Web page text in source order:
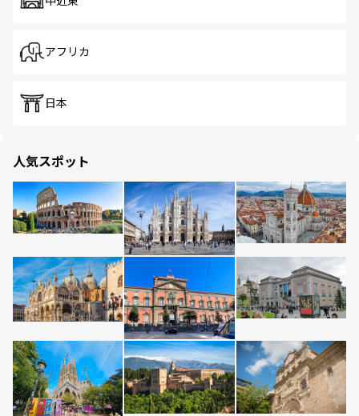
アフリカ
日本
人気スポット